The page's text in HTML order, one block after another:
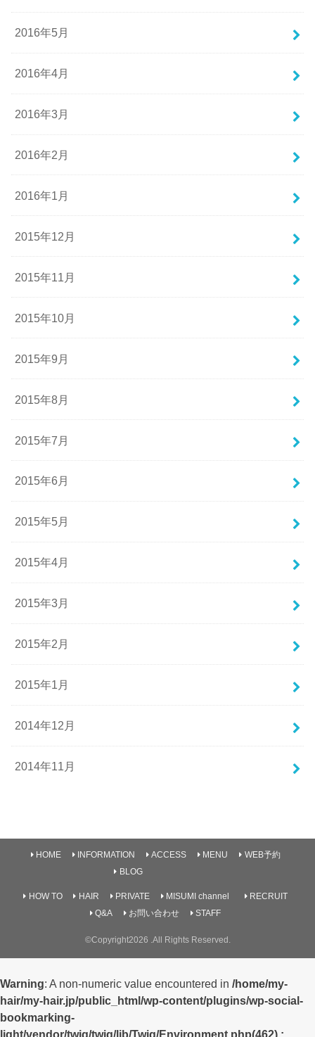
2016年5月
2016年4月
2016年3月
2016年2月
2016年1月
2015年12月
2015年11月
2015年10月
2015年9月
2015年8月
2015年7月
2015年6月
2015年5月
2015年4月
2015年3月
2015年2月
2015年1月
2014年12月
2014年11月
HOME INFORMATION ACCESS MENU
WEB予約
BLOG
HOW TO HAIR PRIVATE MISUMI channel
RECRUIT
Q&A
お問い合わせ STAFF
©Copyright2026 .All Rights Reserved.
Warning: A non-numeric value encountered in /home/my-
hair/my-hair.jp/public_html/wp-content/plugins/wp-social-
bookmarking-
light/vendor/twig/twig/lib/Twig/Environment.php(462) :